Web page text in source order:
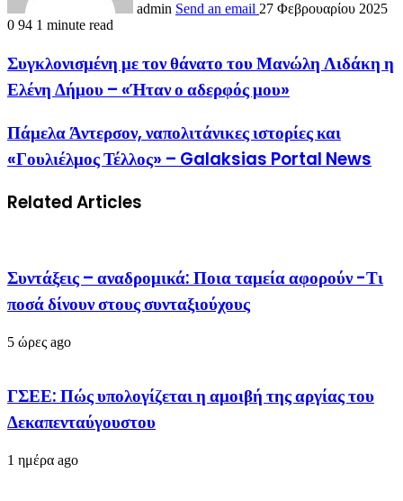
admin Send an email 27 Φεβρουαρίου 2025
0 94 1 minute read
Συγκλονισμένη με τον θάνατο του Μανώλη Λιδάκη η
Ελένη Δήμου – «Ήταν ο αδερφός μου»
Πάμελα Άντερσον, ναπολιτάνικες ιστορίες και
«Γουλιέλμος Τέλλος» – Galaksias Portal News
Related Articles
Συντάξεις – αναδρομικά: Ποια ταμεία αφορούν -Τι
ποσά δίνουν στους συνταξιούχους
5 ώρες ago
ΓΣΕΕ: Πώς υπολογίζεται η αμοιβή της αργίας του
Δεκαπενταύγουστου
1 ημέρα ago